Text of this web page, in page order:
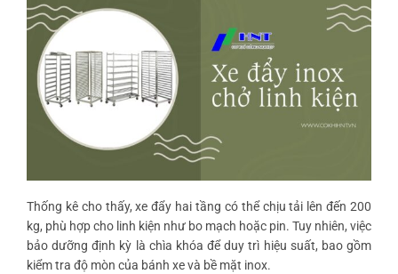
Thống kê cho thấy, xe đẩy hai tầng có thể chịu tải lên đến 200
kg, phù hợp cho linh kiện như bo mạch hoặc pin. Tuy nhiên, việc
bảo dưỡng định kỳ là chìa khóa để duy trì hiệu suất, bao gồm
kiểm tra độ mòn của bánh xe và bề mặt inox.